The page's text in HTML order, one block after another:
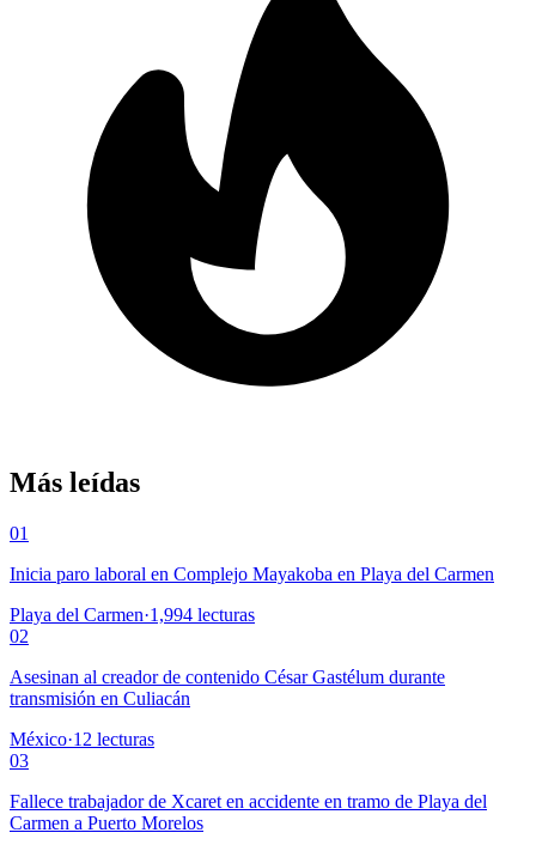
Más leídas
01
Inicia paro laboral en Complejo Mayakoba en Playa del Carmen
Playa del Carmen·1,994 lecturas
02
Asesinan al creador de contenido César Gastélum durante
transmisión en Culiacán
México·12 lecturas
03
Fallece trabajador de Xcaret en accidente en tramo de Playa del
Carmen a Puerto Morelos